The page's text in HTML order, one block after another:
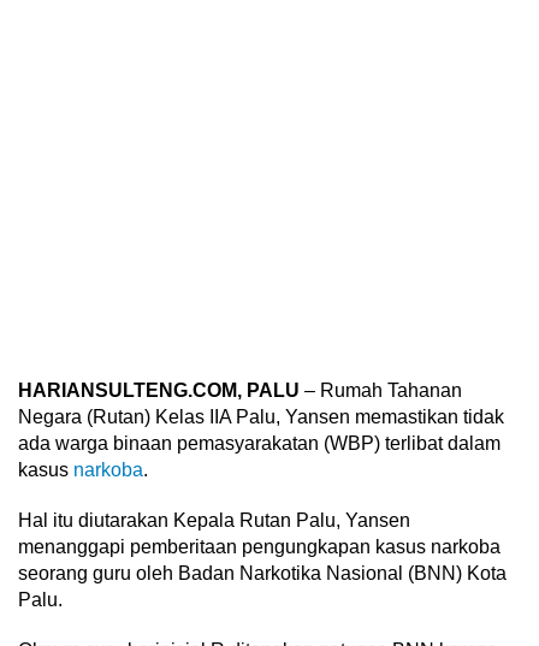
HARIANSULTENG.COM, PALU – Rumah Tahanan
Negara (Rutan) Kelas IIA Palu, Yansen memastikan tidak
ada warga binaan pemasyarakatan (WBP) terlibat dalam
kasus narkoba.
Hal itu diutarakan Kepala Rutan Palu, Yansen
menanggapi pemberitaan pengungkapan kasus narkoba
seorang guru oleh Badan Narkotika Nasional (BNN) Kota
Palu.